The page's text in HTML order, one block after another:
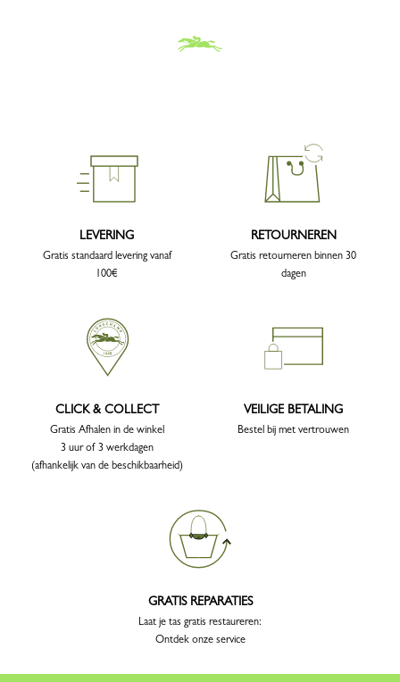
LEVERING
Gratis standaard levering vanaf
100€
RETOURNEREN
Gratis retourneren binnen 30
dagen
CLICK & COLLECT
Gratis Afhalen in de winkel
3 uur of 3 werkdagen
(afhankelijk van de beschikbaarheid)
VEILIGE BETALING
Bestel bij met vertrouwen
GRATIS REPARATIES
Laat je tas gratis restaureren:
Ontdek onze service